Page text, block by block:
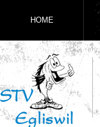
HOME